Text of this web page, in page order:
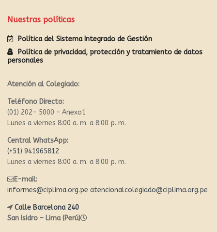
Nuestras políticas
Política del Sistema Integrado de Gestión
Política de privacidad, protección y tratamiento de datos
personales
Atención al Colegiado:
Teléfono Directo:
(01) 202- 5000 – Anexo1
Lunes a viernes 8:00 a. m. a 8:00 p. m.
Central WhatsApp:
(+51) 941965812
Lunes a viernes 8:00 a. m. a 8:00 p. m.
E-mail:
informes@ciplima.org.pe atencionalcolegiado@ciplima.org.pe
Calle Barcelona 240
San Isidro – Lima (Perú)